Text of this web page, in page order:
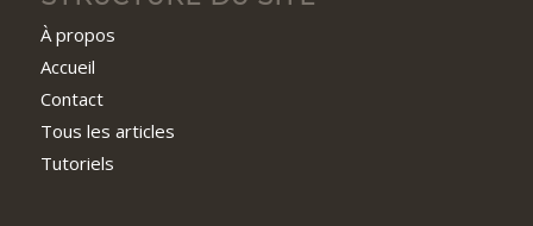
À propos
Accueil
Contact
Tous les articles
Tutoriels